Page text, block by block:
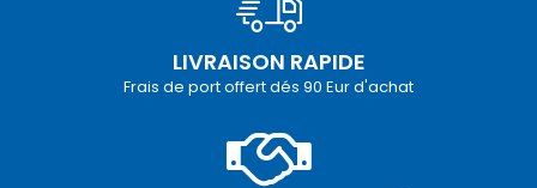
LIVRAISON RAPIDE
Frais de port offert dés 90 Eur d'achat